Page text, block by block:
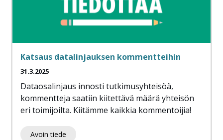
Katsaus datalinjauksen kommentteihin
31.3.2025
Dataosalinjaus innosti tutkimusyhteisöä,
kommentteja saatiin kiitettävä määrä yhteisön
eri toimijoilta. Kiitämme kaikkia kommentoijia!
Avoin tiede